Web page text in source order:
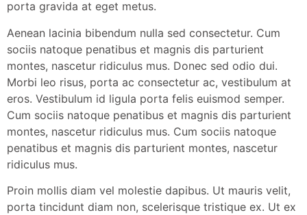
porta gravida at eget metus.
Aenean lacinia bibendum nulla sed consectetur. Cum
sociis natoque penatibus et magnis dis parturient
montes, nascetur ridiculus mus. Donec sed odio dui.
Morbi leo risus, porta ac consectetur ac, vestibulum at
eros. Vestibulum id ligula porta felis euismod semper.
Cum sociis natoque penatibus et magnis dis parturient
montes, nascetur ridiculus mus. Cum sociis natoque
penatibus et magnis dis parturient montes, nascetur
ridiculus mus.
Proin mollis diam vel molestie dapibus. Ut mauris velit,
porta tincidunt diam non, scelerisque tristique ex. Ut ex